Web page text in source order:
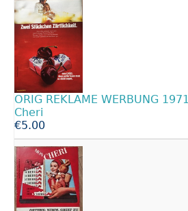
ORIG REKLAME WERBUNG 1971
Cheri
€5.00